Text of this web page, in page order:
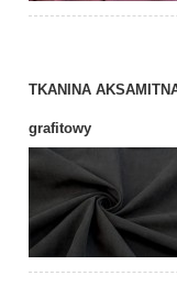
TKANINA
grafitowy